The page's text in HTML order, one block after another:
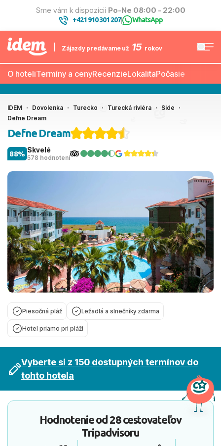
Sme vám k dispozícii Po-Ne 08:00 - 22:00
+421 910 301 207| WhatsApp
Zájazdy predávame už 15 rokov
O hoteliTermíny a cenyRecenzieLokalitaPočasie
IDEM Dovolenka Turecko Turecká riviéra
Side
Defne Dream
Defne Dream
Skvelé
578 hodnotení
88%
Piesočná pláž Ležadlá a slnečníky zdarma
Hotel priamo pri pláži
Vyberte si z 150 dostupných termínov do
tohto hotela
Hodnotenie od28 cestovateľov
Tripadvisoru